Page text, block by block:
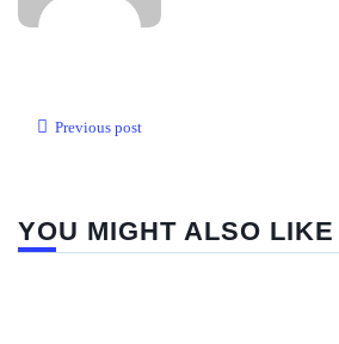
Previous post
YOU MIGHT ALSO LIKE